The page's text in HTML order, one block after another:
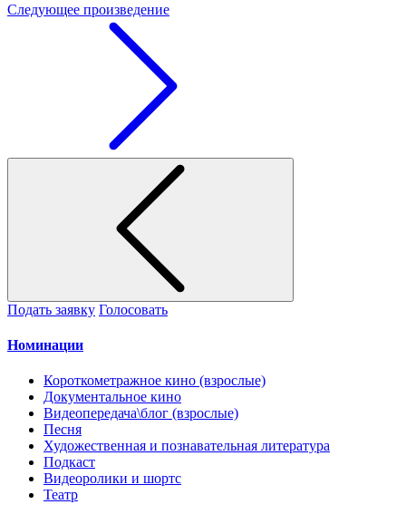
Следующее произведение
Подать заявку Голосовать
Номинации
Короткометражное кино (взрослые)
Документальное кино
Видеопередача\блог (взрослые)
Песня
Художественная и познавательная литература
Подкаст
Видеоролики и шортс
Театр